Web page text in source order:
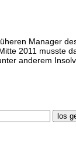
Manager
2011 musste
anderem
los